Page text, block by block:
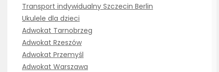
Transport indywidualny Szczecin Berlin
Ukulele dla dzieci
Adwokat Tarnobrzeg
Adwokat Rzeszów
Adwokat Przemyśl
Adwokat Warszawa